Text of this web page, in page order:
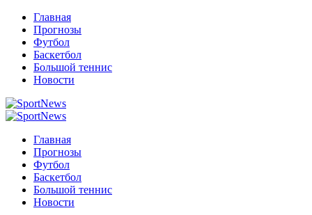
Перейти
содержимому
Главная
Прогнозы
Футбол
Баскетбол
Большой теннис
Новости
Primary
Главная
Прогнозы
Футбол
Баскетбол
Большой теннис
Новости